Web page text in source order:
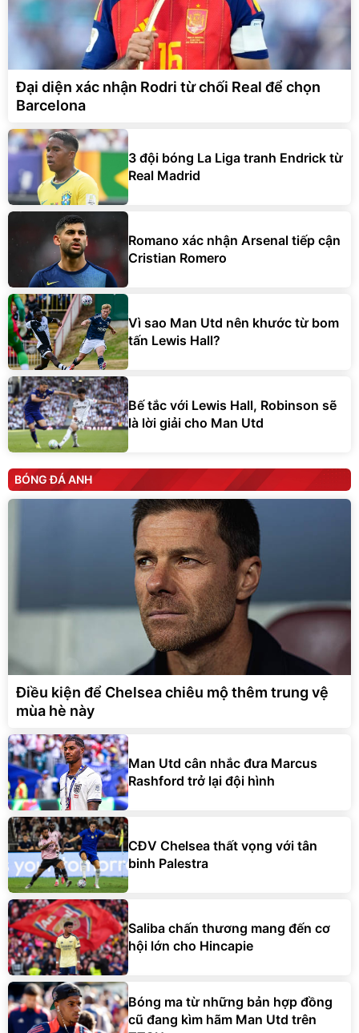
Đại diện xác nhận Rodri từ chối Real để chọn
Barcelona
3 đội bóng La Liga tranh Endrick từ
Real Madrid
Romano xác nhận Arsenal tiếp cận
Cristian Romero
Vì sao Man Utd nên khước từ bom
tấn Lewis Hall?
Bế tắc với Lewis Hall, Robinson sẽ
là lời giải cho Man Utd
BÓNG ĐÁ ANH
Điều kiện để Chelsea chiêu mộ thêm trung vệ
mùa hè này
Man Utd cân nhắc đưa Marcus
Rashford trở lại đội hình
CĐV Chelsea thất vọng với tân
binh Palestra
Saliba chấn thương mang đến cơ
hội lớn cho Hincapie
Bóng ma từ những bản hợp đồng
cũ đang kìm hãm Man Utd trên